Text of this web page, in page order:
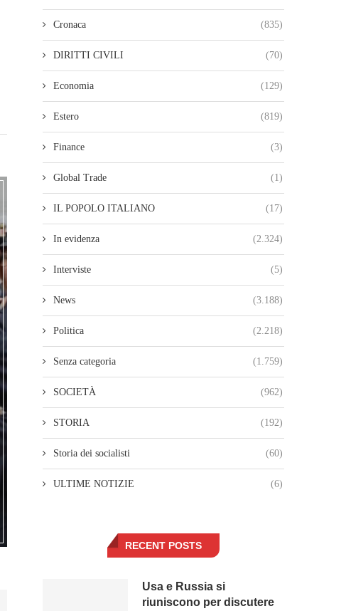
Cronaca (835)
DIRITTI CIVILI (70)
Economia (129)
Estero (819)
Finance (3)
Global Trade (1)
IL POPOLO ITALIANO (17)
In evidenza (2.324)
Interviste (5)
News (3.188)
Politica (2.218)
Senza categoria (1.759)
SOCIETÀ (962)
STORIA (192)
Storia dei socialisti (60)
ULTIME NOTIZIE (6)
RECENT POSTS
Usa e Russia si
riuniscono per discutere